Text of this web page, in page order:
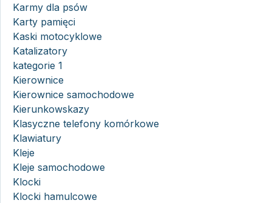
Karmy dla psów
Karty pamięci
Kaski motocyklowe
Katalizatory
kategorie 1
Kierownice
Kierownice samochodowe
Kierunkowskazy
Klasyczne telefony komórkowe
Klawiatury
Kleje
Kleje samochodowe
Klocki
Klocki hamulcowe